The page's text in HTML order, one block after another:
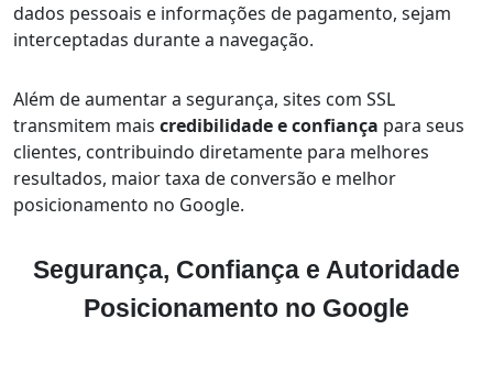
dados pessoais e informações de pagamento, sejam
interceptadas durante a navegação.
Além de aumentar a segurança, sites com SSL
transmitem mais credibilidade e confiança para seus
clientes, contribuindo diretamente para melhores
resultados, maior taxa de conversão e melhor
posicionamento no Google.
Segurança, Confiança e Autoridade
Posicionamento no Google